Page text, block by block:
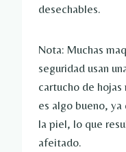
desechables.
Nota: Muchas
seguridad usan
cartucho de
es algo bueno, ya
la piel, lo que
afeitado.